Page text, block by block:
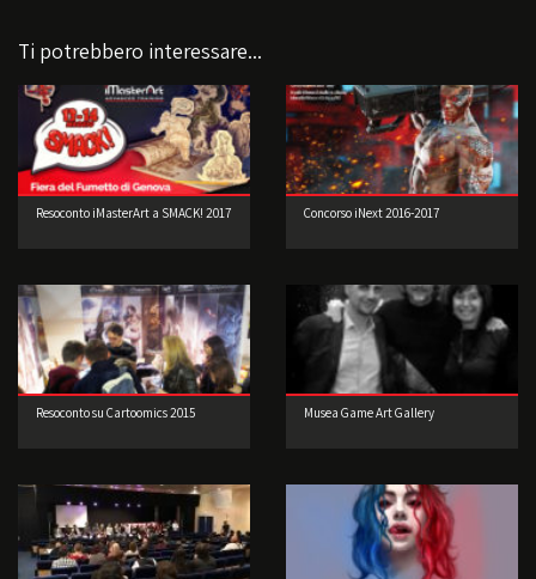
Ti potrebbero interessare...
Resoconto iMasterArt a SMACK! 2017 Concorso iNext 2016-2017
Resoconto su Cartoomics 2015 Musea Game Art Gallery